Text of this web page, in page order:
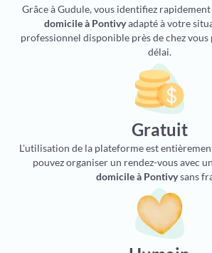
Grâce à Gudule, vous identifiez rapidement
domicile à Pontivyadapté à votre
professionnel disponible près de chez
délai.
Gratuit
L'utilisation de la plateforme est
pouvez organiser un rendez-vous avec un
domicile à Pontivysans